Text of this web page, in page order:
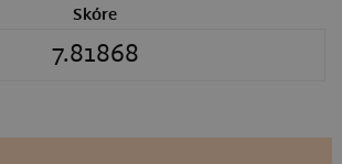
Skóre
7.81868